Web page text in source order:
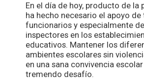
En el día de hoy, producto de la
ha hecho necesario el apoyo
funcionarios y especialmente
inspectores en los
educativos. Mantener los
ambientes escolares sin
en una sana convivencia escolar
tremendo desafío.